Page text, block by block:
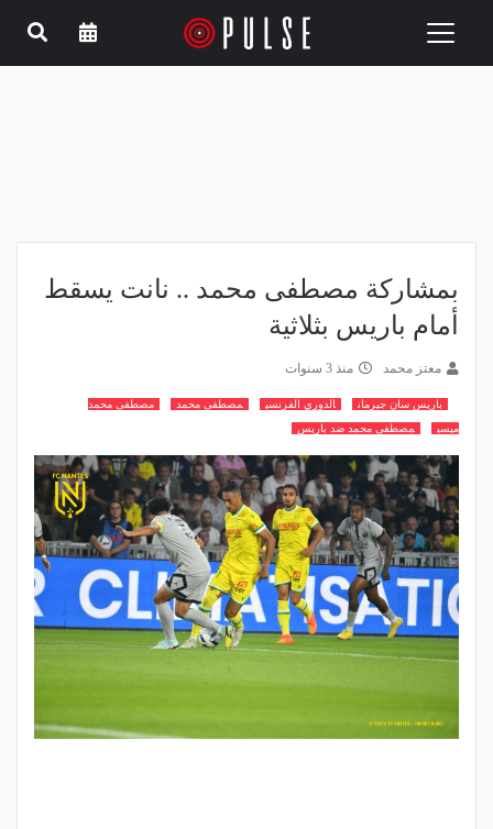
Toggle
بمشاركة مصطفى محمد .. نانت يسقط
أمام باريس بثلاثية
معتز محمد منذ 3 سنوات
باريس سان جيرمان الدوري الفرنسي مصطفى محمد
مصطفى محمد
ميسي
مصطفى محمد ضد باريس